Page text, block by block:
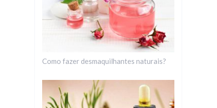
Como fazer desmaquilhantes naturais?